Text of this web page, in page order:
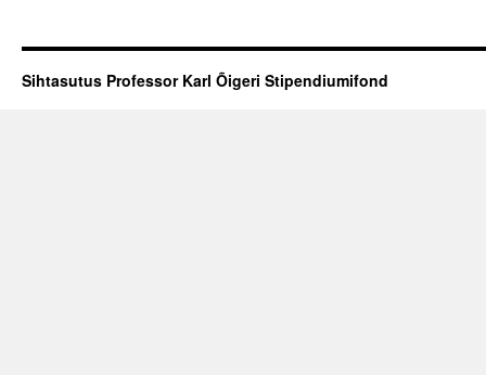
Sihtasutus Professor Karl Õigeri Stipendiumifond